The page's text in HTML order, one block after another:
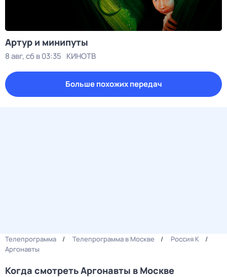
Артур и минипуты
8 авг, сб в 03:35 КИНОТВ
Больше похожих передач
Телепрограмма Телепрограмма в Москве
Россия К
Аргонавты
Когда смотреть Аргонавты в Москве